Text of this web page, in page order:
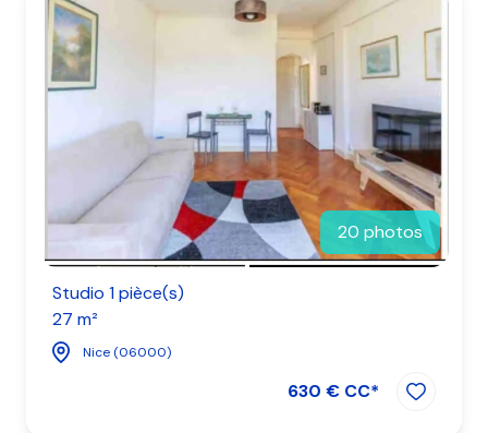
biens
vendus
clients
contact
20 photos
Studio 1 pièce(s)
27 m²
Nice (06000)
630 € CC*